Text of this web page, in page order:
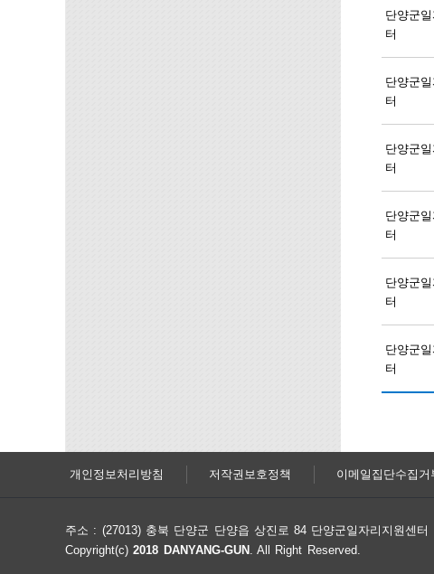
단양군
터
단양군
터
단양군
터
단양군
터
단양군
터
단양군
터
개인정보처리방침 저작권보호정책 이메일집단수집거
주소 : (27013) 충북 단양군 단양읍 상진로 84 단양군일자리지원센터
Copyright(c)2018 DANYANG-GUN . All Right Reserved.